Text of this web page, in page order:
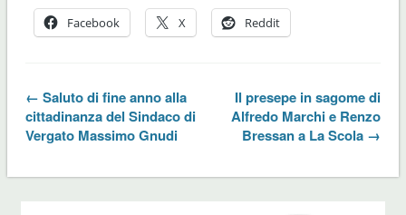
Facebook X Reddit
← Saluto di fine anno alla
cittadinanza del Sindaco di
Vergato Massimo Gnudi
Il presepe in sagome di
Alfredo Marchi e Renzo
Bressan a La Scola →